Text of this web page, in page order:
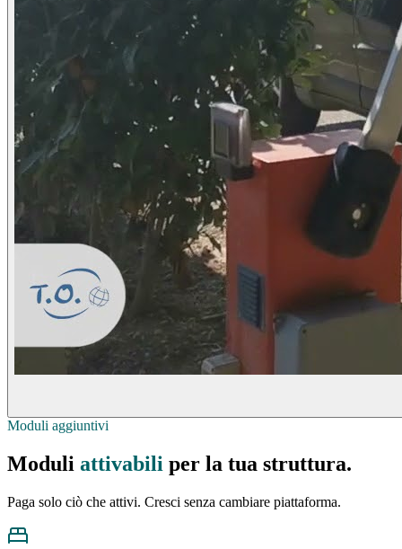
Moduli aggiuntivi
Moduli attivabili per la tua struttura.
Paga solo ciò che attivi. Cresci senza cambiare piattaforma.